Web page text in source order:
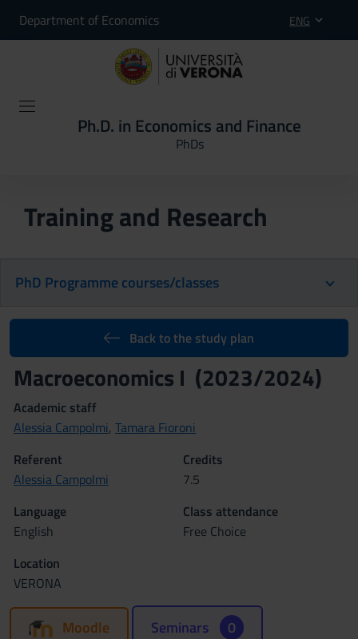
Department of Economics ENG
Ph.D. in Economics and Finance
PhDs
Training and Research
PhD Programme courses/classes
Back to the study plan
Macroeconomics I (2023/2024)
Academic staff
Alessia Campolmi, Tamara Fioroni
Referent
Alessia Campolmi
Credits
7.5
Language
English
Class attendance
Free Choice
Location
VERONA
Moodle Seminars 0